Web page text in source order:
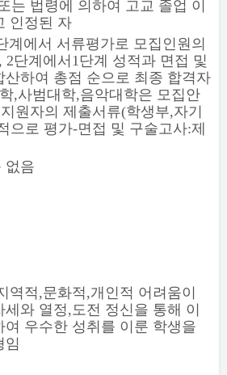
는 법령에 의하여 고교 졸업 이
인정된 자
계에서 서류평가로 모집인원의
, 2단계에서 1단계 성적과 면접 및
산하여 총점 순으로 최종 합격자
,사범대학,음악대학은 모집안
지원자의 제출서류(학생부,자기
으로 평가-면접 및 구술고사:제
없음
역적 ,문화적 ,개인적 어려움이
세와 열정,도전 정신을 통해 이
여 우수한 성취를 이룬 학생을
임